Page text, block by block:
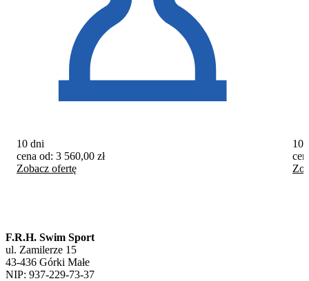
10 dni
cena od: 3 560,00 zł
Zobacz ofertę
10
F.R.H. Swim Sport
ul. Zamilerze 15
43-436 Górki Małe
NIP: 937-229-73-37